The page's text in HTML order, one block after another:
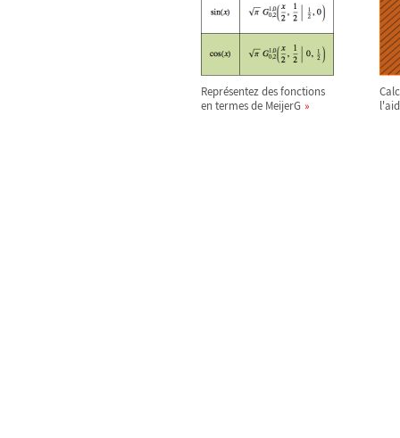
Représentez des fonctions
en termes de MeijerG